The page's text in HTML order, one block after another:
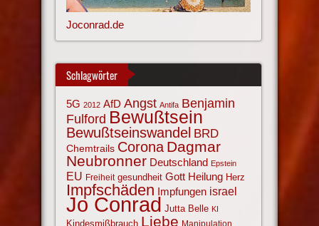
Joconrad.de
Schlagwörter
5G 2012 AfD Angst Antifa Benjamin
Fulford Bewußtsein
Bewußtseinswandel BRD
Chemtrails Corona Dagmar
Neubronner Deutschland Epstein
EU Freiheit gesundheit Gott Heilung Herz
Impfschäden Impfungen israel
Jo Conrad Jutta Belle KI
Kindesmißbrauch Liebe